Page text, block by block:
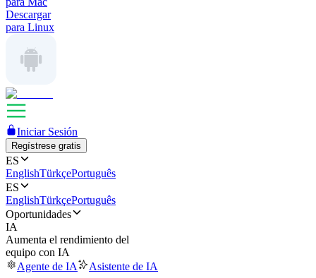
Descargar
para Linux
Iniciar Sesión
Regístrese gratis
ES
EnglishTürkçePortuguês
ES
EnglishTürkçePortuguês
Oportunidades
IA
Aumenta el rendimiento del
equipo con IA
Agente de IA
Asistente de IA